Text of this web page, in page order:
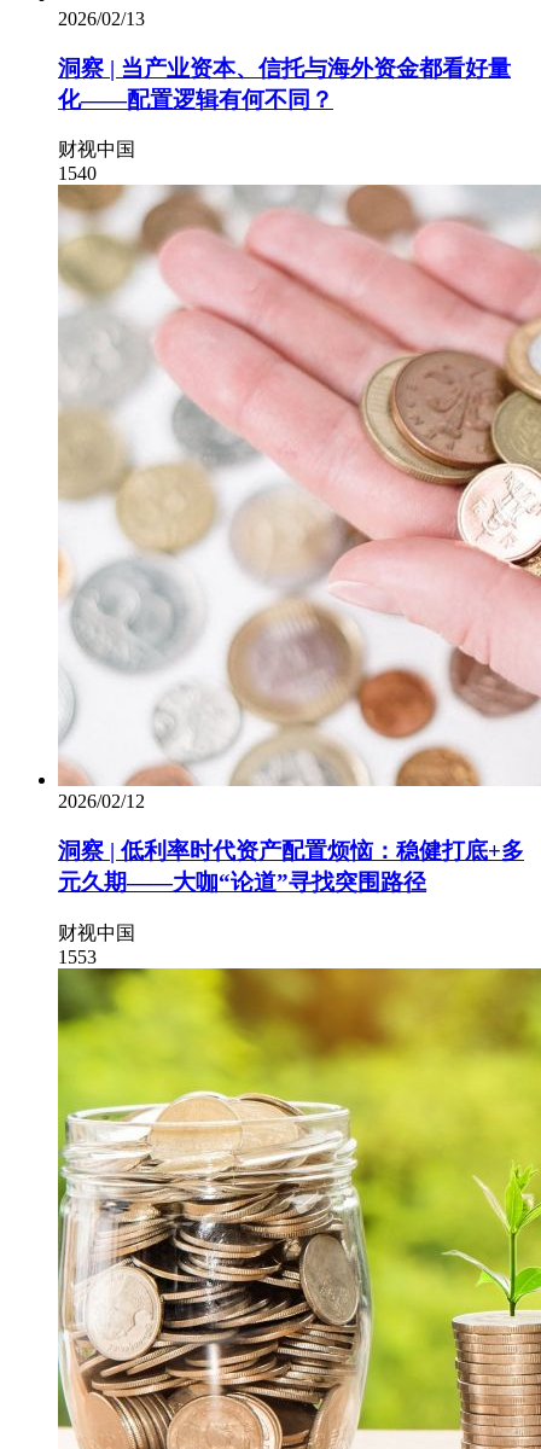
2026/02/13
洞察 | 当产业资本、信托与海外资金都看好量
化——配置逻辑有何不同？
财视中国
1540
2026/02/12
洞察 | 低利率时代资产配置烦恼：稳健打底+多
元久期——大咖“论道”寻找突围路径
财视中国
1553